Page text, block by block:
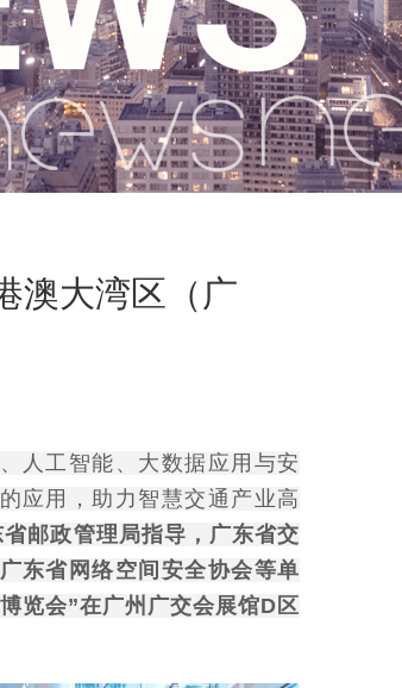
澳大湾区（广
人工智能、大数据应用与安
应用，助力智慧交通产业高
邮政管理局指导，广东省交
东省网络空间安全协会等单
览会”在广州广交会展馆D区